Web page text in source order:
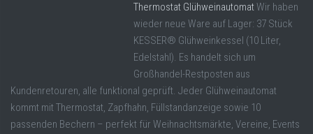
Thermostat GlühweinautomatWir haben
wieder neue Ware auf Lager: 37 Stück
KESSER® Glühweinkessel (10 Liter,
Edelstahl). Es handelt sich um
Großhandel-Restposten aus
Kundenretouren, alle funktional geprüft. Jeder Glühweinautomat
kommt mit Thermostat, Zapfhahn, Füllstandanzeige sowie 10
passenden Bechern – perfekt für Weihnachtsmärkte, Vereine, Events